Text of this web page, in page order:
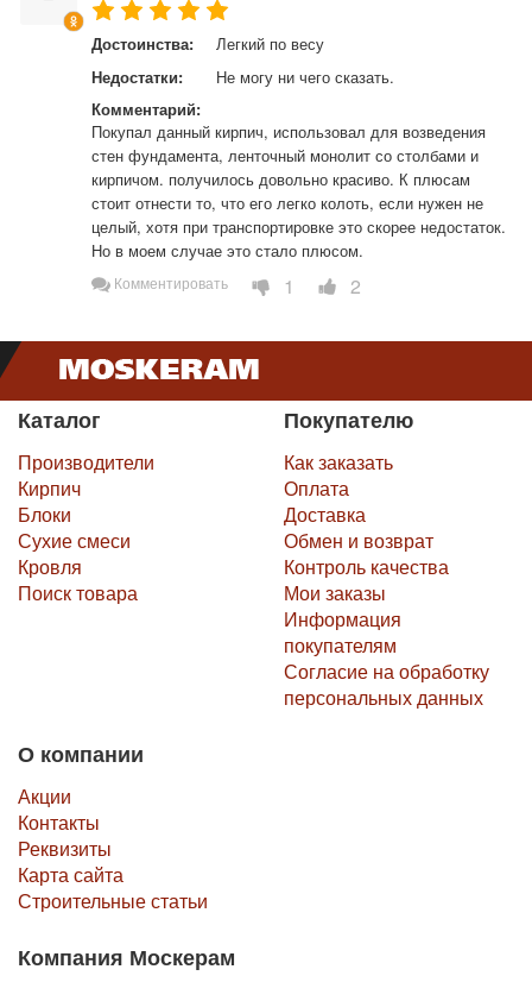
Достоинства:
Легкий по весу
Недостатки:
Не могу ни чего сказать.
Комментарий:
Покупал данный кирпич, использовал для возведения
стен фундамента, ленточный монолит со столбами и
кирпичом. получилось довольно красиво. К плюсам
стоит отнести то, что его легко колоть, если нужен не
целый, хотя при транспортировке это скорее недостаток.
Но в моем случае это стало плюсом.
Комментировать 1 2
Каталог
Производители
Кирпич
Блоки
Сухие смеси
Кровля
Поиск товара
Покупателю
Как заказать
Оплата
Доставка
Обмен и возврат
Контроль качества
Мои заказы
Информация
покупателям
Согласие на обработку
персональных данных
О компании
Акции
Контакты
Реквизиты
Карта сайта
Строительные статьи
Компания Москерам